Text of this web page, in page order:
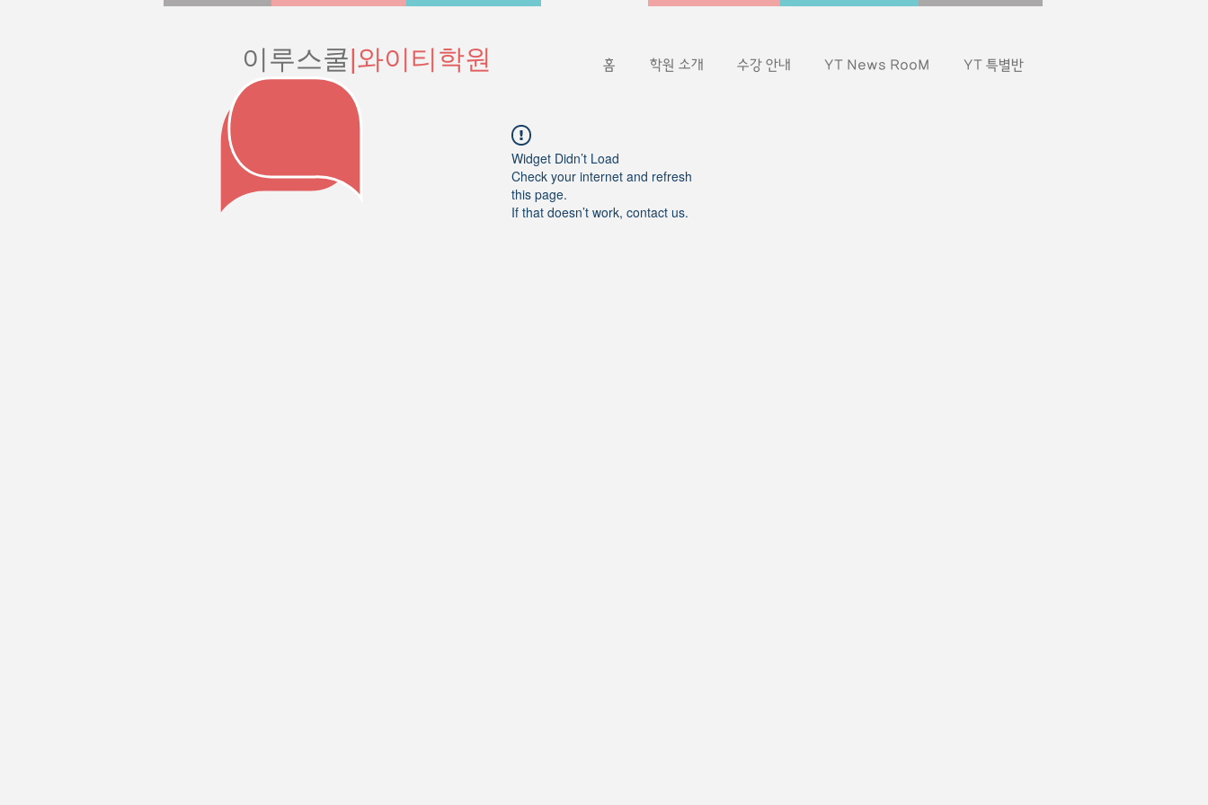
이루스쿨|와이티학원 홈 학원 소개 수강 안내 YT News RooM YT 특별반
Widget Didn’t Load
Check your internet and refresh
this page.
If that doesn’t work, contact us.